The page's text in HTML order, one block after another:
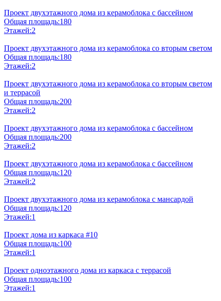
Проект двухэтажного дома из керамоблока с бассейном
Общая площадь:180
Этажей:2
Проект двухэтажного дома из керамоблока со вторым светом
Общая площадь:180
Этажей:2
Проект двухэтажного дома из керамоблока со вторым светом
и террасой
Общая площадь:200
Этажей:2
Проект двухэтажного дома из керамоблока с бассейном
Общая площадь:200
Этажей:2
Проект двухэтажного дома из керамоблока с бассейном
Общая площадь:120
Этажей:2
Проект двухэтажного дома из керамоблока с мансардой
Общая площадь:120
Этажей:1
Проект дома из каркаса #10
Общая площадь:100
Этажей:1
Проект одноэтажного дома из каркаса с террасой
Общая площадь:100
Этажей:1